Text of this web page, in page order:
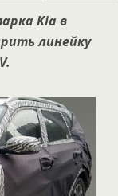
Kia в
линейку